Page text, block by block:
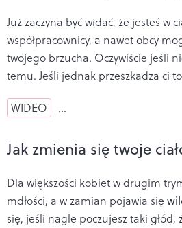
Już zaczyna być widać, że jesteś w
współpracownicy, a nawet obcy
twojego brzucha. Oczywiście jeśli
temu. Jeśli jednak przeszkadza ci
WIDEO …
Jak zmienia się twoje
Dla większości kobiet w drugim
mdłości, a w zamian pojawia się
się, jeśli nagle poczujesz taki